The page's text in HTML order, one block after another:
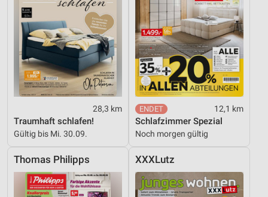
28,3 km
Traumhaft schlafen!
Gültig bis Mi. 30.09.
12,1 km
Schlafzimmer Spezial
Noch morgen gültig
Thomas Philipps XXXLutz